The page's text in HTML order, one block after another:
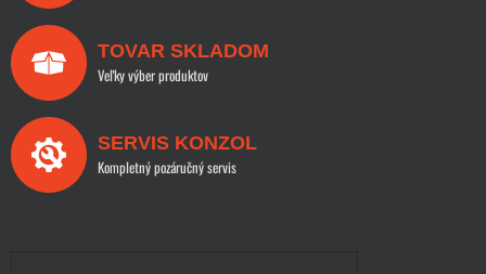
TOVAR SKLADOM
Veľky výber produktov
SERVIS KONZOL
Kompletný pozáručný servis